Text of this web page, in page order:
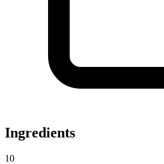
Ingredients
10